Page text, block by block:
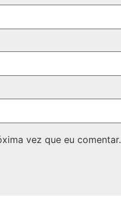
vez que eu comentar.